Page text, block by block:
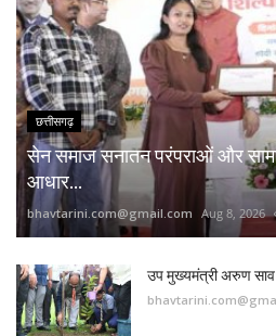
छत्तीसगढ़
सेन समाज सनातन परंपराओं और
आधार...
bhavtarini.com@gmail.com Aug 8, 2026
उप मुख्यमंत्री अरुण साव